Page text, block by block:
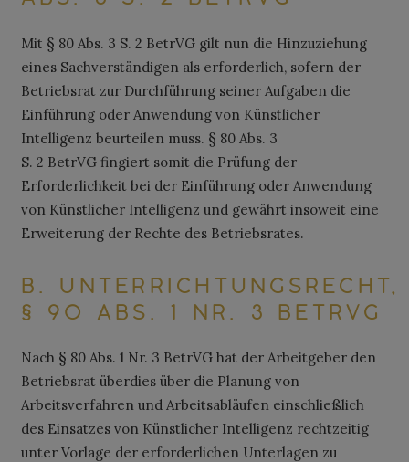
Mit § 80 Abs. 3 S. 2 BetrVG gilt nun die Hinzuziehung
eines Sachverständigen als erforderlich, sofern der
Betriebsrat zur Durchführung seiner Aufgaben die
Einführung oder Anwendung von Künstlicher
Intelligenz beurteilen muss. § 80 Abs. 3
S. 2 BetrVG fingiert somit die Prüfung der
Erforderlichkeit bei der Einführung oder Anwendung
von Künstlicher Intelligenz und gewährt insoweit eine
Erweiterung der Rechte des Betriebsrates.
B. UNTERRICHTUNGSRECHT,
§ 90 ABS. 1 NR. 3 BETRVG
Nach § 80 Abs. 1 Nr. 3 BetrVG hat der Arbeitgeber den
Betriebsrat überdies über die Planung von
Arbeitsverfahren und Arbeitsabläufen einschließlich
des Einsatzes von Künstlicher Intelligenz rechtzeitig
unter Vorlage der erforderlichen Unterlagen zu